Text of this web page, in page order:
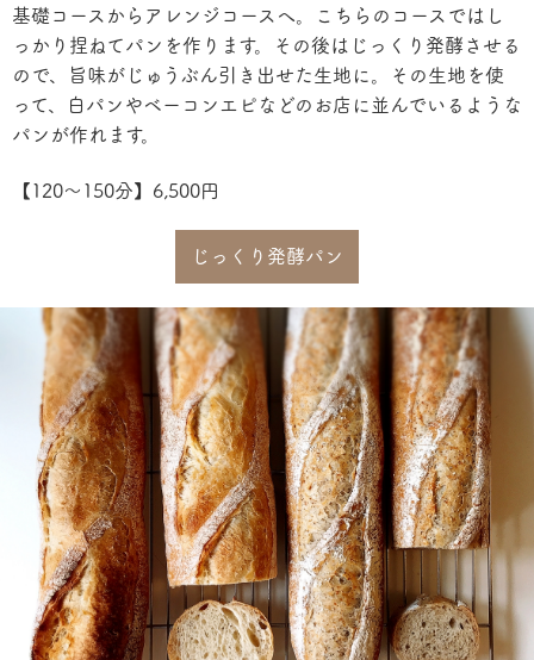
基礎コースからアレンジコースへ。こちらのコースではし
っかり捏ねてパンを作ります。その後はじっくり発酵させる
ので、旨味がじゅうぶん引き出せた生地に。その生地を使
って、白パンやベーコンエピなどのお店に並んでいるような
パンが作れます。
【120〜150分】 6,500円
じっくり発酵パン